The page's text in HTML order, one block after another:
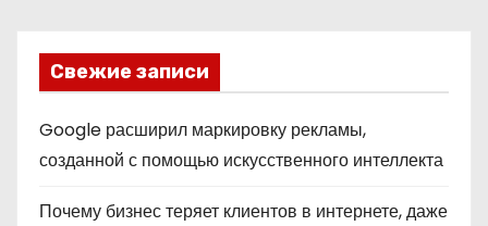
Свежие записи
Google расширил маркировку рекламы,
созданной с помощью искусственного интеллекта
Почему бизнес теряет клиентов в интернете, даже